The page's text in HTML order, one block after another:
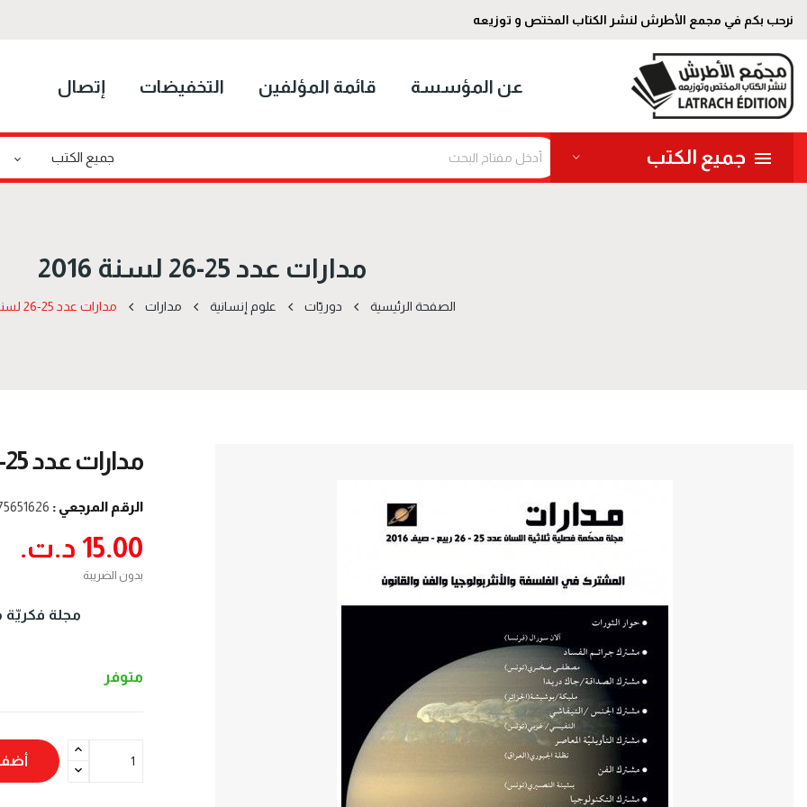
نرحب بكم في مجمع الأطرش لنشر الكتاب المختص و توزيعه
عن المؤسسة قائمة المؤلفين التخفيضات إتصال
جميع الكتب
مدارات عدد 25-26 لسنة 2016
الصفحة الرئيسية دوریّات علوم إنسانية مدارات مدارات عدد 25-26 لسنة 2016
مدارات عدد 25-26 لسنة 2016
الرقم المرجعي :
15.00 د.ت.‏
بدون الضريبة
مجلة فكريّة
متوفر